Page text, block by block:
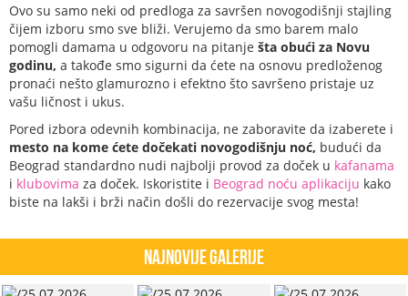
Ovo su samo neki od predloga za savršen novogodišnji stajling
čijem izboru smo sve bliži. Verujemo da smo barem malo
pomogli damama u odgovoru na pitanje šta obući za Novu
godinu, a takođe smo sigurni da ćete na osnovu predloženog
pronaći nešto glamurozno i efektno što savršeno pristaje uz
vašu ličnost i ukus.
Pored izbora odevnih kombinacija, ne zaboravite da izaberete i
mesto na kome ćete dočekati novogodišnju noć, budući da
Beograd standardno nudi najbolji provod za doček u kafanama
i klubovima za doček. Iskoristite i Beograd noću aplikaciju kako
biste na lakši i brži način došli do rezervacije svog mesta!
Najnovije Galerije